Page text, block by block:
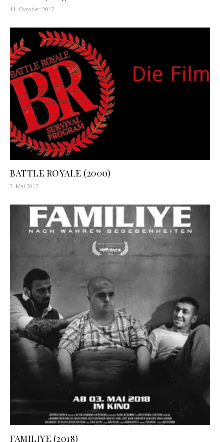
11. Oktober 2017
BATTLE ROYALE (2000)
3. Mai 2017
FAMILIYE (2018)